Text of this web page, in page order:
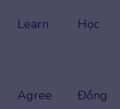
Learn
Học
Agree
Đồng